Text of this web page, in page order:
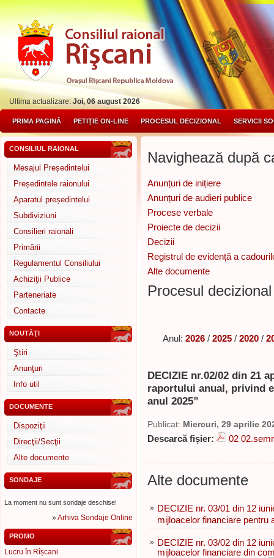
Ultima actualizare:Joi, 06 august 2026
PRIMA PAGINĂ PETIȚIE ON-LINE PROCESUL DECIZIONAL SERVICII
CONSILIUL RAIONAL
Mesajul Președintelui
Președintele raionului
Aparatul președintelui
Subdiviziuni
Consilieri raionali
Primării
Regulamentul Consiliului
Achiziţii Publice
Parteneriate
Contacte
NOUTĂŢI
Ştiri
Anunţuri
Info util
DOCUMENTE
Dispoziţii
Direcţii/Secţii
Alte documente
SONDAJE
La moment nu sunt sondaje deschise!
»Arhiva Sondaje Online
PROMO
Lucru în Rîșcani
Navighează după
Anunțuri de inițiere
Anunțuri de audieri publice
Procese verbale
Proiecte de decizii
Decizii
Registrul de evidență a
Alte documente
Procesul
Anul: 2026 / 2025 / 2020 /
DECIZIE nr.02/02 din 21
raportului anual, privind
anul 2025”
Publicat: Miercuri, 29 aprilie
Descarcă fișier: 02
Alte documente
» DECIZIE nr. 03/01 din 12
mijloacelor financiare pentru
» DECIZIE nr. 03/02 din 12
mijloacelor financiare din